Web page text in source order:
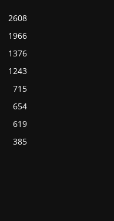
2608
1966
1376
1243
715
654
619
385